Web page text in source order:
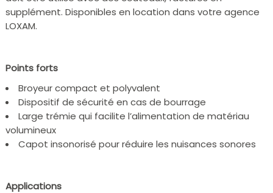
supplément. Disponibles en location dans votre agence
LOXAM.
Points forts
Broyeur compact et polyvalent
Dispositif de sécurité en cas de bourrage
Large trémie qui facilite l’alimentation de matériau
volumineux
Capot insonorisé pour réduire les nuisances sonores
Applications